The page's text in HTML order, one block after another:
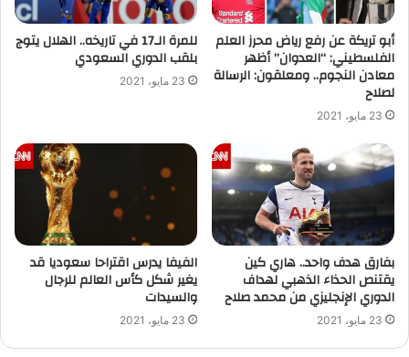
أبو تريكة عن رفع رياض محرز العلم
الفلسطيني: “العدوان” أظهر
معادن النجوم.. ومعلقون: الرسالة
لصلاح
23 مايو، 2021
للمرة الـ17 في تاريخه.. الهلال يتوج
بلقب الدوري السعودي
23 مايو، 2021
بفارق هدف واحد.. هاري كين
يقتنص الحذاء الذهبي لهداف
الدوري الإنجليزي من محمد صلاح
23 مايو، 2021
الفيفا يدرس اقتراحا سعوديا قد
يغير شكل كأس العالم للرجال
والسيدات
23 مايو، 2021